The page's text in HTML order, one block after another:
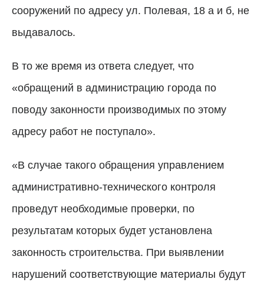
сооружений по адресу ул. Полевая, 18 а и б, не
выдавалось.
В то же время из ответа следует, что
«обращений в администрацию города по
поводу законности производимых по этому
адресу работ не поступало».
«В случае такого обращения управлением
административно-технического контроля
проведут необходимые проверки, по
результатам которых будет установлена
законность строительства. При выявлении
нарушений соответствующие материалы будут